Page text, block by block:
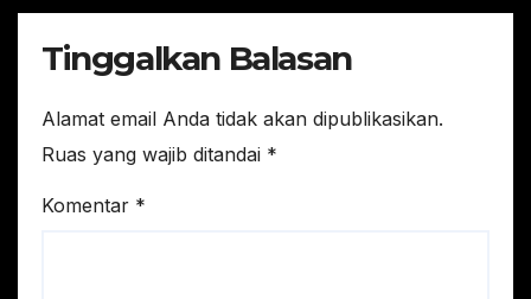
Tinggalkan Balasan
Alamat email Anda tidak akan dipublikasikan.
Ruas yang wajib ditandai *
Komentar *